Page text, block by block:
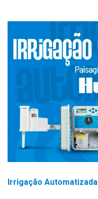
Irrigação Automatizada